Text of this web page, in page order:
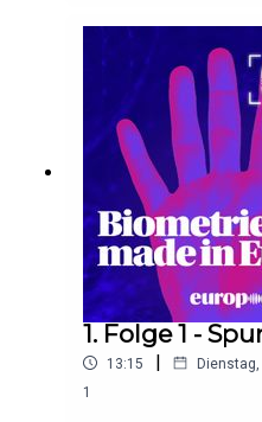
1. Folge 1 -
13:15 | Dienstag,
1